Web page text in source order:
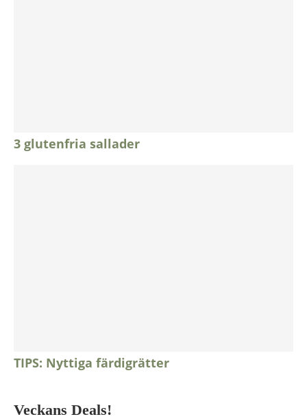
3 glutenfria sallader
TIPS: Nyttiga färdigrätter
Veckans Deals!